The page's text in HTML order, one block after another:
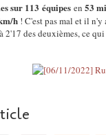
sur 113 équipes en 53
h ! C'est pas mal et il
2'17 des deuxièmes, ce